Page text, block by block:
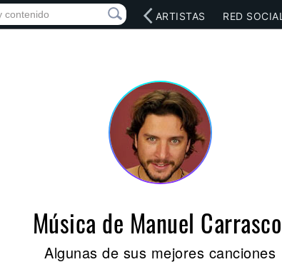
INICIO ARTISTAS RED SOCIAL
Música de Manuel Carrasco
Algunas de sus mejores canciones